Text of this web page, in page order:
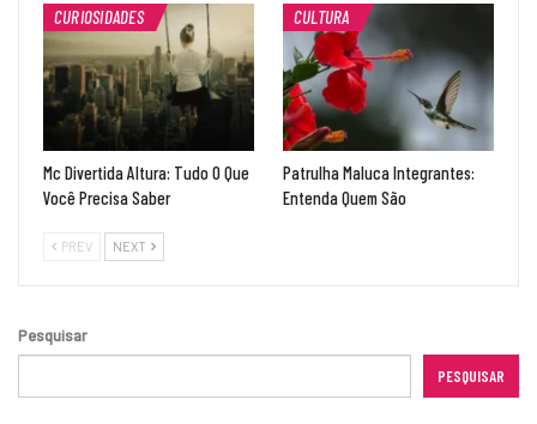
CURIOSIDADES
Mc Divertida Altura: Tudo O Que
Você Precisa Saber
CULTURA
Patrulha Maluca Integrantes:
Entenda Quem São
PREV NEXT
Pesquisar
PESQUISAR